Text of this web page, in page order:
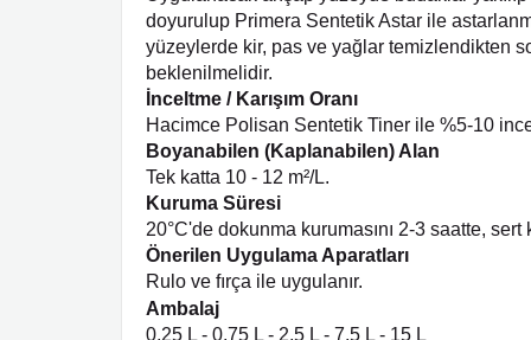
doyurulup Primera Sentetik Astar ile
yüzeylerde kir, pas ve yağlar temizlendikten
beklenilmelidir.
İnceltme / Karışım Oranı
Hacimce Polisan Sentetik Tiner ile %5-10
Boyanabilen (Kaplanabilen) Alan
Tek katta 10 - 12 m²/L.
Kuruma Süresi
20°C'de dokunma kurumasını 2-3 saatte, sert
Önerilen Uygulama Aparatları
Rulo ve fırça ile uygulanır.
Ambalaj
0,25 L - 0,75 L - 2,5 L - 7,5 L - 15 L